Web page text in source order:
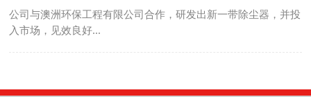
公司与澳洲环保工程有限公司合作，研发出新一带除尘器，并投
入市场，见效良好...